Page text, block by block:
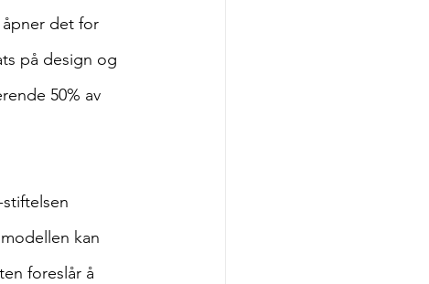
åpner det for
på design og
50% av
kan
foreslår å